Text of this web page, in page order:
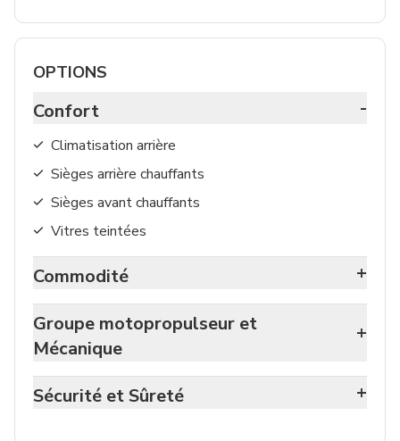
OPTIONS
Confort -
Climatisation arrière
Sièges arrière chauffants
Sièges avant chauffants
Vitres teintées
Commodité +
Groupe motopropulseur et
Mécanique
+
Sécurité et Sûreté +